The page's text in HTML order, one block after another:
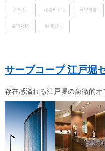
ﾌﾟﾘﾝﾀｰ 秘書ｻｰﾋﾞｽ 登記可能
電話対応 時間貸し
サーブコープ 江戸堀
存在感溢れる江戸堀の象徴的オ